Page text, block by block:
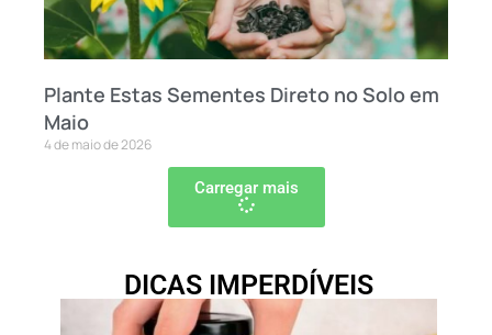
Plante Estas Sementes Direto no Solo em
Maio
4 de maio de 2026
Carregar mais
DICAS IMPERDÍVEIS